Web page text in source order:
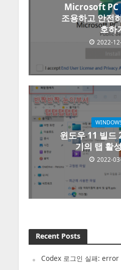
Microsoft
조용하고 안전
호하
2022-
윈도우 11 빌드
기의 탭 활
2022-
Recent Posts
Codex 로그인 실패: error